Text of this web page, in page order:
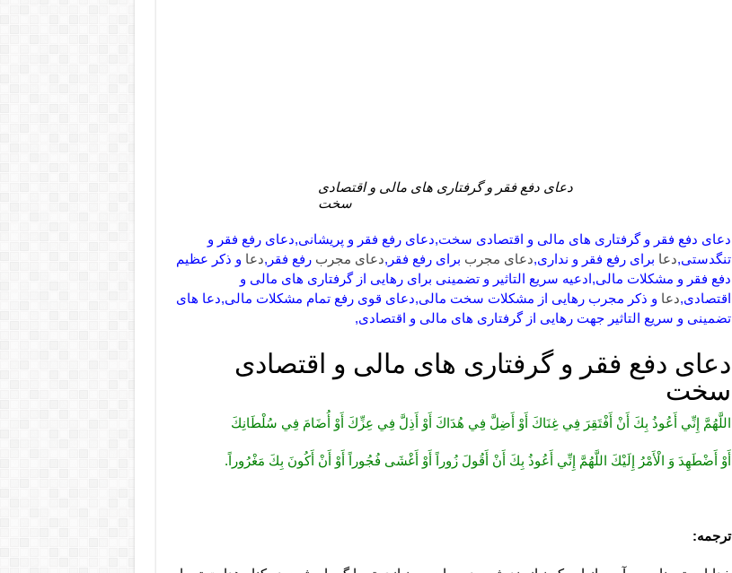
دعای دفع فقر و گرفتاری های مالی و اقتصادی
سخت
دعای دفع فقر و گرفتاری های مالی و اقتصادی سخت,دعای رفع فقر و پریشانی,دعای رفع فقر و
تنگدستی,دعا برای رفع فقر و نداری,دعای مجرب برای رفع فقر,دعای مجرب رفع فقر,دعا و ذکر عظیم
دفع فقر و مشکلات مالی,ادعیه سریع التاثیر و تضمینی برای رهایی از گرفتاری های مالی و
اقتصادی,دعا و ذکر مجرب رهایی از مشکلات سخت مالی,دعای قوی رفع تمام مشکلات مالی,دعا های
تضمینی و سریع التاثیر جهت رهایی از گرفتاری های مالی و اقتصادی,
دعای دفع فقر و گرفتاری های مالی و اقتصادی
سخت
اللَّهُمَّ إِنِّي أَعُوذُ بِكَ أَنْ أَفْتَقِرَ فِي غِنَاكَ أَوْ أَضِلَّ فِي هُدَاكَ أَوْ أَذِلَّ فِي عِزِّكَ أَوْ أُضَامَ فِي سُلْطَانِكَ
أَوْ أَضْطَهِدَ وَ الْأَمْرُ إِلَيْكَ اللَّهُمَّ إِنِّي أَعُوذُ بِكَ أَنْ أَقُولَ زُوراً أَوْ أَغْشَى فُجُوراً أَوْ أَنْ أَكُونَ بِكَ مَغْرُوراً.
ترجمه: